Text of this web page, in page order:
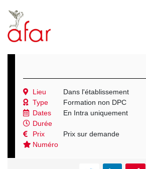
Lieu
Dans l'établissement
Type
Formation non DPC
Dates
En Intra uniquement
Durée
Prix
Prix sur demande
Numéro